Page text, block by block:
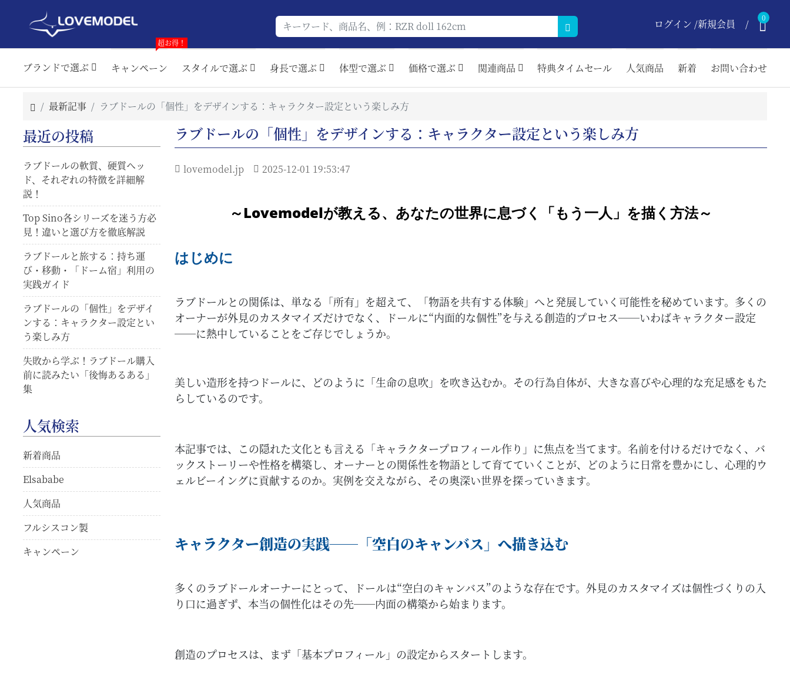
ログイン /新規会員 0
ブランドで選ぶ キャンペーン
超お得！
スタイルで選ぶ 身長で選ぶ 体型で選ぶ 価格で選ぶ 関連商品 特典タイムセール 人気商品 新着 お問い合わせ
最新記事 ラブドールの「個性」をデザインする：キャラクター設定という楽しみ方
ラブドールの「個性」をデザインする：キャラクター設定という楽しみ方
lovemodel.jp 2025-12-01 19:53:47
～Lovemodelが教える、 あなたの世界に息づく「もう一人」を描く方法～
はじめに
ラブドールとの関係は、単なる「所有」を超えて、「物語を共有する体験」へと発展していく可能性を秘めています。多くの
オーナーが外見のカスタマイズだけでなく、ドールに“内面的な個性”を与える創造的プロセス──いわばキャラクター設定
──に熱中していることをご存じでしょうか。
美しい造形を持つドールに、どのように「生命の息吹」を吹き込むか。その行為自体が、大きな喜びや心理的な充足感をもた
らしているのです。
本記事では、この隠れた文化とも言える「キャラクタープロフィール作り」に焦点を当てます。名前を付けるだけでなく、バ
ックストーリーや性格を構築し、オーナーとの関係性を物語として育てていくことが、どのように日常を豊かにし、心理的ウ
ェルビーイングに貢献するのか。実例を交えながら、その奥深い世界を探っていきます。
キャラクター創造の実践──「空白のキャンバス」へ描き込む
多くのラブドールオーナーにとって、ドールは“空白のキャンバス”のような存在です。外見のカスタマイズは個性づくりの入
り口に過ぎず、本当の個性化はその先──内面の構築から始まります。
創造のプロセスは、まず「基本プロフィール」の設定からスタートします。
最近の投稿
ラブドールの軟質、硬質ヘッ
ド、それぞれの特徴を詳細解
説！
Top Sino各シリーズを迷う方必
見！違いと選び方を徹底解説
ラブドールと旅する：持ち運
び・移動・「ドーム宿」利用の
実践ガイド
ラブドールの「個性」をデザイ
ンする：キャラクター設定とい
う楽しみ方
失敗から学ぶ！ラブドール購入
前に読みたい「後悔あるある」
集
人気検索
新着商品
Elsababe
人気商品
フルシスコン製
キャンペーン